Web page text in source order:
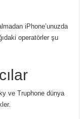
iPhone’unuzda
operatörler şu
ve Truphone dünya